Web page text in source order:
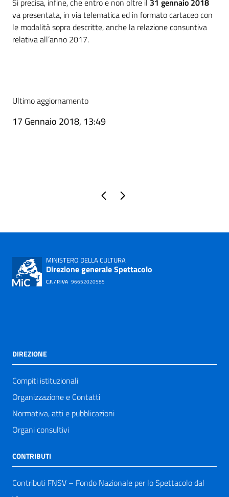
Si precisa, infine, che entro e non oltre il 31 gennaio 2018
va presentata, in via telematica ed in formato cartaceo con
le modalità sopra descritte, anche la relazione consuntiva
relativa all’anno 2017.
Ultimo aggiornamento
17 Gennaio 2018, 13:49
Pagina precedente
MINISTERO DELLA CULTURA
Direzione generale Spettacolo
C.F. / P.IVA 96652020585
DIREZIONE
Compiti istituzionali
Organizzazione e Contatti
Normativa, atti e pubblicazioni
Organi consultivi
CONTRIBUTI
Contributi FNSV – Fondo Nazionale per lo Spettacolo dal